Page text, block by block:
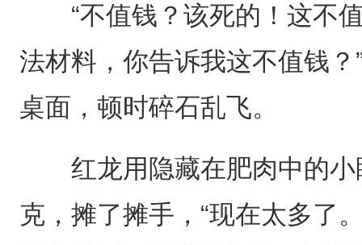
“不值钱？该死的！这不值
法材料，你告诉我这不值钱
桌面，顿时碎石乱飞。
红龙用隐藏在肥肉中的小
克，摊了摊手，“现在太多了